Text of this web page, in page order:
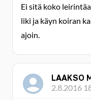
Ei sitä koko
liki ja käyn koiran
ajoin.
LAAKSO
2.8.2016